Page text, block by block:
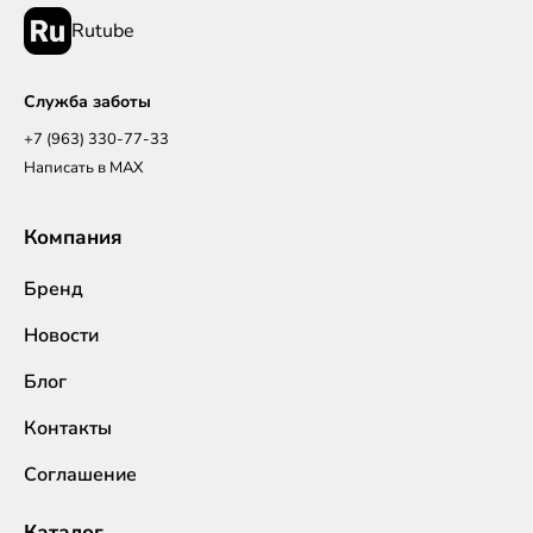
Rutube
Служба заботы
+7 (963) 330-77-33
Написать в MAX
Компания
Бренд
Новости
Блог
Контакты
Соглашение